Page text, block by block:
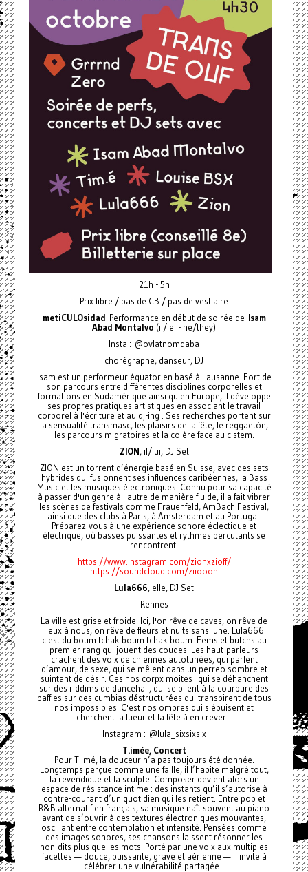
21h - 5h
Prix libre / pas de CB / pas de vestiaire
metiCULOsidad Performance en début de soirée de Isam
Abad Montalvo (il/iel - he/they)
Insta : @ovlatnomdaba
chorégraphe, danseur, DJ
Isam est un performeur équatorien basé à Lausanne. Fort de
son parcours entre différentes disciplines corporelles et
formations en Sudamérique ainsi qu'en Europe, il développe
ses propres pratiques artistiques en associant le travail
corporel à l'écriture et au dj-ing . Ses recherches portent sur
la sensualité transmasc, les plaisirs de la fête, le reggaetón,
les parcours migratoires et la colère face au cistem.
ZION, il/lui, DJ Set
ZION est un torrent d’énergie basé en Suisse, avec des sets
hybrides qui fusionnent ses influences caribéennes, la Bass
Music et les musiques électroniques. Connu pour sa capacité
à passer d'un genre à l'autre de manière fluide, il a fait vibrer
les scènes de festivals comme Frauenfeld, AmBach Festival,
ainsi que des clubs à Paris, à Amsterdam et au Portugal.
Préparez-vous à une expérience sonore éclectique et
électrique, où basses puissantes et rythmes percutants se
rencontrent.
https://www.instagram.com/zionxzioff/
https://soundcloud.com/ziiooon
Lula666, elle, DJ Set
Rennes
La ville est grise et froide. Ici, l'on rêve de caves, on rêve de
lieux à nous, on rêve de fleurs et nuits sans lune. Lula666
c'est du boum tchak boum tchak boum. Fems et butchs au
premier rang qui jouent des coudes. Les haut-parleurs
crachent des voix de chiennes autotunées, qui parlent
d’amour, de sexe, qui se mêlent dans un perreo sombre et
suintant de désir. Ces nos corpx moites qui se déhanchent
sur des riddims de dancehall, qui se plient à la courbure des
baffles sur des cumbias déstructurées qui transpirent de tous
nos impossibles. C'est nos ombres qui s'épuisent et
cherchent la lueur et la fête à en crever.
Instagram : @lula_sixsixsix
T.imée, Concert
Pour T.imé, la douceur n’a pas toujours été donnée.
Longtemps perçue comme une faille, il l’habite malgré tout,
la revendique et la sculpte. Composer devient alors un
espace de résistance intime : des instants qu’il s’autorise à
contre-courant d’un quotidien qui les retient. Entre pop et
R&B alternatif en français, sa musique naît souvent au piano
avant de s’ouvrir à des textures électroniques mouvantes,
oscillant entre contemplation et intensité. Pensées comme
des images sonores, ses chansons laissent résonner les
non-dits plus que les mots. Porté par une voix aux multiples
facettes — douce, puissante, grave et aérienne — il invite à
célébrer une vulnérabilité partagée.